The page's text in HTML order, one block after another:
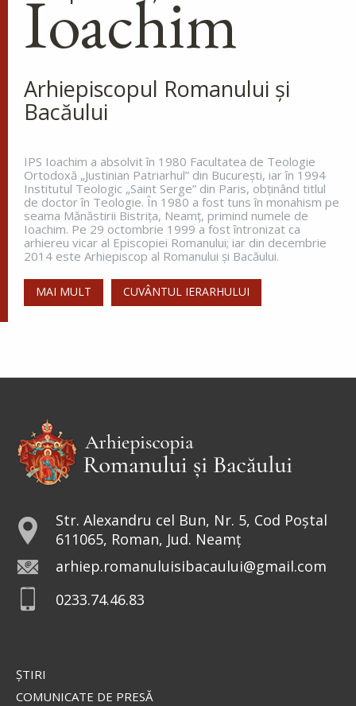
Cuviosul Dometie intrând într-o
peșteră, petrecea acolo săvârșind
multe minuni cu numele lui
veneau la dânsul și îi aducea de...
Sfântul Cuvios Nicanor s-a născut
în anul 1491, în Tesalonic. Părinții
săi, Ioan și Maria, doi credincioși
înstăriți, au întâmpinat mari
greutăți în a dobândi prunci....
Sfânta Irina,
de bărbați, sfânta a avut curajul să
Sfântul Sfinţit Mucenic Narcis,
Cinstirea Sfintei Icoane a
îmbrăcată într-o mantie roșie strălucitoare și un
Ioachim
Arhiepiscopul Romanului și
Bacăului
IPS Ioachim a absolvit în 1980 Facultatea de Teologie
Ortodoxă „Justinian Patriarhul” din Bucureşti, iar în 1994
Institutul Teologic „Saint Serge” din Paris, obţinând titlul
de doctor în Teologie. În 1980 a fost tuns în monahism pe
seama Mănăstirii Bistriţa, Neamţ, primind numele de
Ioachim. Pe 29 octombrie 1999 a fost întronizat ca
arhiereu vicar al Episcopiei Romanului; iar din decembrie
2014 este Arhiepiscop al Romanului și Bacăului.
MAI MULT CUVÂNTUL IERARHULUI
Str. Alexandru cel Bun, Nr. 5, Cod Poștal
611065, Roman, Jud. Neamț
arhiep.romanuluisibacaului@gmail.com
0233.74.46.83
ŞTIRI
COMUNICATE DE PRESĂ